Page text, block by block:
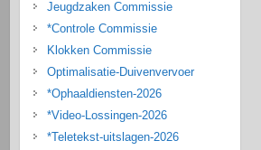
Jeugdzaken Commissie
*Controle Commissie
Klokken Commissie
Optimalisatie-Duivenvervoer
*Ophaaldiensten-2026
*Video-Lossingen-2026
*Teletekst-uitslagen-2026